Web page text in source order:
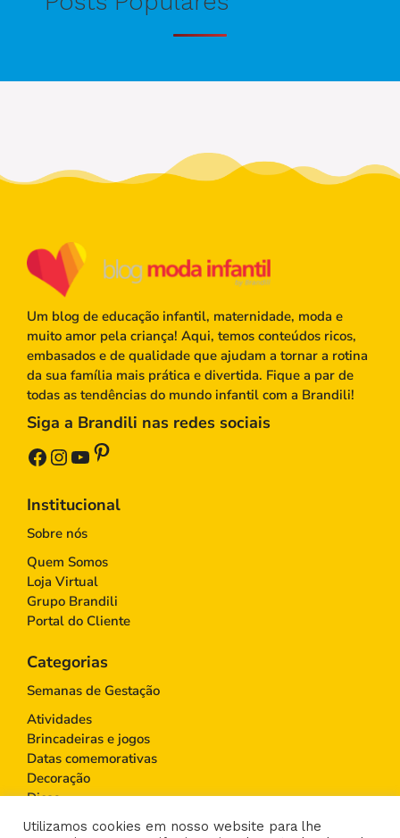
Um blog de educação infantil, maternidade, moda e
muito amor pela criança! Aqui, temos conteúdos ricos,
embasados e de qualidade que ajudam a tornar a rotina
da sua família mais prática e divertida. Fique a par de
todas as tendências do mundo infantil com a Brandili!
Siga a Brandili nas redes sociais
Facebook
Instagram
Youtube
Pinterest
Institucional
Sobre nós
Quem Somos
Loja Virtual
Grupo Brandili
Portal do Cliente
Categorias
Semanas de Gestação
Atividades
Brincadeiras e jogos
Datas comemorativas
Decoração
Dicas
Educação Infantil
Utilizamos cookies em nosso website para lhe